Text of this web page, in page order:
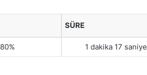
SÜRE
80% 1 dakika 17 saniye